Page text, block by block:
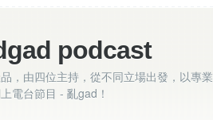
podcast
，由四位主持，從不同立場出發，以專業
電台節目 - 亂gad！